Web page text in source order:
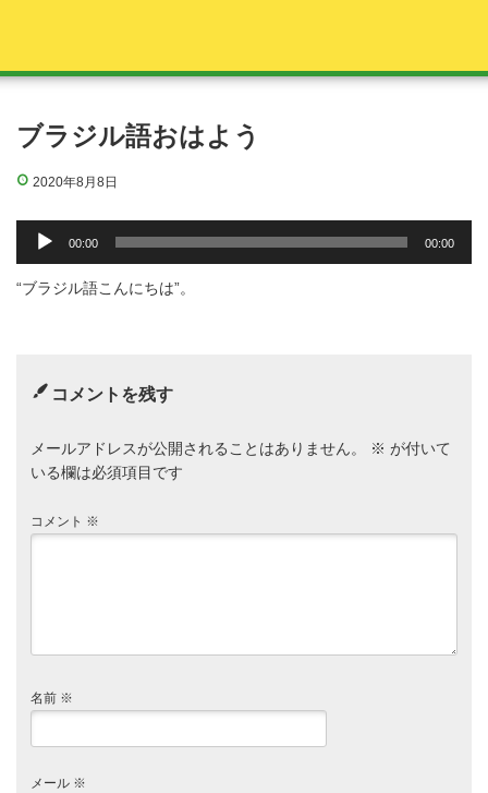
ブラジル語おはよう
2020年8月8日
プ
00:00 00:00
“ブラジル語こんにちは”。
コメントを残す
メールアドレスが公開されることはありません。 ※ が付いて
いる欄は必須項目です
コメント ※
名前 ※
メール ※